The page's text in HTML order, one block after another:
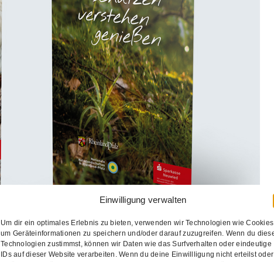
Einwilligung verwalten
Um dir ein optimales Erlebnis zu bieten, verwenden wir Technologien wie
um Geräteinformationen zu speichern und/oder darauf zuzugreifen. Wenn du
Technologien zustimmst, können wir Daten wie das Surfverhalten oder eindeutige
IDs auf dieser Website verarbeiten. Wenn du deine Einwillligung nicht erteilst oder
Naturpark
Broschüre Buch Flyer Folder Werbeartikel